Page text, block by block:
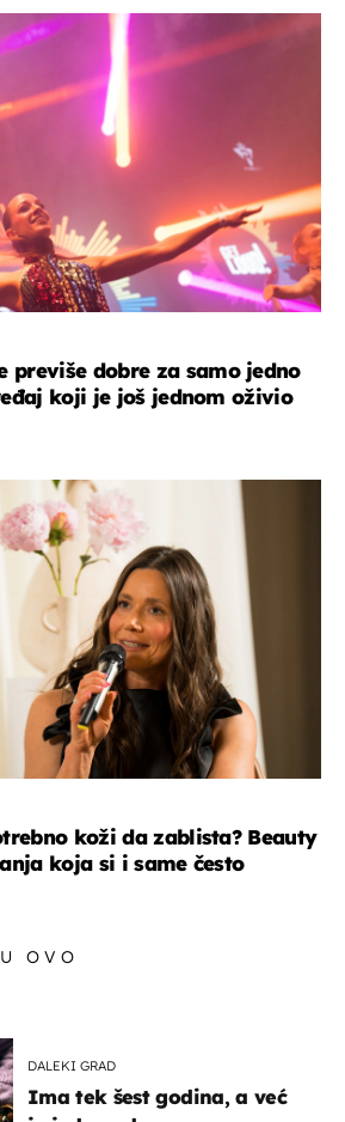
previše dobre za samo jedno
koji je još jednom oživio
koži da zablista? Beauty
koja si i same često
OVO
DALEKI GRAD
Ima tek šest godina, a već